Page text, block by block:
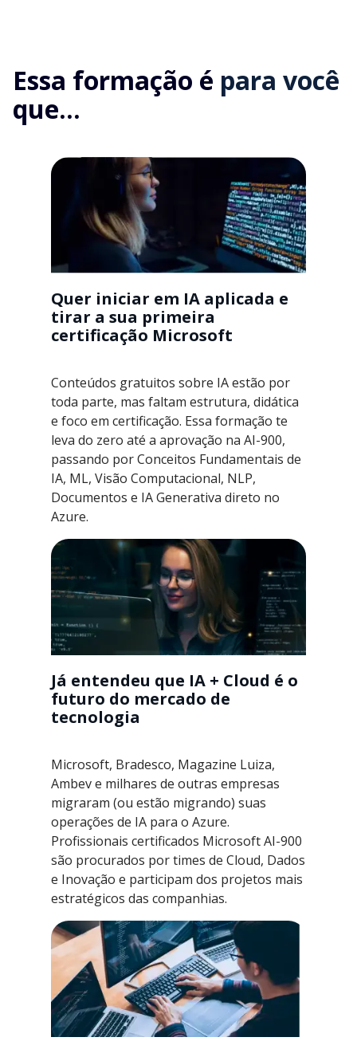
Essa formação é para você
que...
Quer iniciar em IA aplicada e
tirar a sua primeira
certificação Microsoft
Conteúdos gratuitos sobre IA estão por
toda parte, mas faltam estrutura, didática
e foco em certificação. Essa formação te
leva do zero até a aprovação na AI-900,
passando por Conceitos Fundamentais de
IA, ML, Visão Computacional, NLP,
Documentos e IA Generativa direto no
Azure.
Já entendeu que IA + Cloud é o
futuro do mercado de
tecnologia
Microsoft, Bradesco, Magazine Luiza,
Ambev e milhares de outras empresas
migraram (ou estão migrando) suas
operações de IA para o Azure.
Profissionais certificados Microsoft AI-900
são procurados por times de Cloud, Dados
e Inovação e participam dos projetos mais
estratégicos das companhias.